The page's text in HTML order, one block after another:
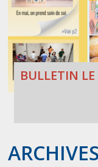
BULLETIN
ARCHIVES